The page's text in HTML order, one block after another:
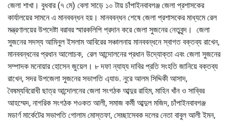
জেলা শাখা। বুধবার (৭ মে) বেলা সাড়ে ১০ টায় চাঁপাইনবাবগঞ্জ জেলা প্রশাসকের
কার্যালয়ের সামনে এ মানববন্ধন হয়। মানববন্ধন শেষে জেলা প্রশাসকের মাধ্যমে রেল
মন্ত্রণালয়ের উপদেষ্টা বরাবর স্মারকলিপি প্রদান করে জেলা সুজনের নেতৃবৃন্দ। জেলা
সুজনের সদস্য আমিনুল ইসলাম আবিরের সঞ্চালনায় মানববন্ধনে স্বাগত বক্তব্য রাখেন,
মানববন্ধনের প্রধান আলোচক, রেল আন্দোলনের প্রধান উদ্যোক্তা এবং জেলা সুজনের
সম্পাদক মনোয়ার হোসেন জুয়েল। ৮ দফা ন্যায্য দাবির প্রতি সংহতি জানিয়ে বক্তব্য
রাখেন, সদর উপজেলা সুজনের সভাপতি এ্যাড. নুরে আলম সিদ্দিকী আসাদ,
বৈষম্যবিরোধী ছাত্র আন্দোলনের জেলা সংগঠক আব্দুর রাহিম, মাহিন খাঁন ও সাব্বির
আহম্মেদ, নাগরিক সংগঠক শওকত আলী, সমাজ কর্মী আব্দুল মজিদ, চাঁপাইনবাবগঞ্জ
মডার্ণ মার্কেটের সভাপতি গোলাম মোস্তফা, সেচ্ছাসেবক দলের নেতা বাবুল আলী ইমন,